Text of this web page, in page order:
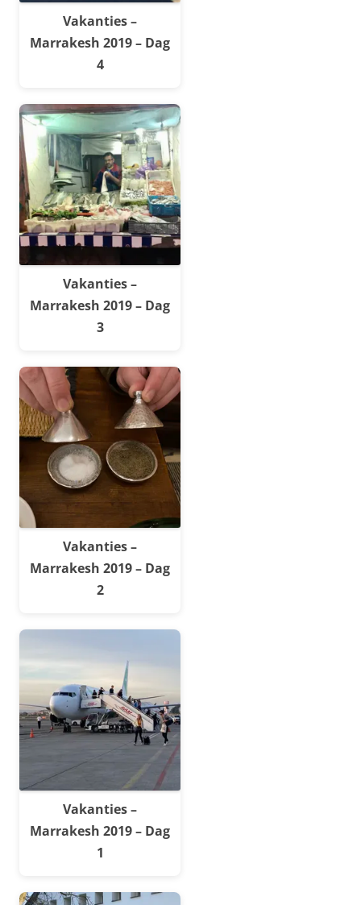
Vakanties –
Marrakesh 2019 – Dag
4
Vakanties –
Marrakesh 2019 – Dag
3
Vakanties –
Marrakesh 2019 – Dag
2
Vakanties –
Marrakesh 2019 – Dag
1